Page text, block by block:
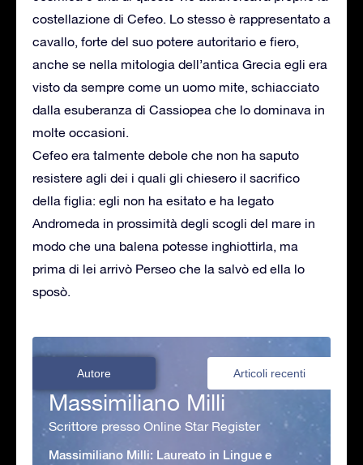
costellazione di Cefeo. Lo stesso è rappresentato a
cavallo, forte del suo potere autoritario e fiero,
anche se nella mitologia dell’antica Grecia egli era
visto da sempre come un uomo mite, schiacciato
dalla esuberanza di Cassiopea che lo dominava in
molte occasioni.
Cefeo era talmente debole che non ha saputo
resistere agli dei i quali gli chiesero il sacrifico
della figlia: egli non ha esitato e ha legato
Andromeda in prossimità degli scogli del mare in
modo che una balena potesse inghiottirla, ma
prima di lei arrivò Perseo che la salvò ed ella lo
sposò.
Autore Articoli recenti
Massimiliano Milli
Scrittore presso Online Star Register
Massimiliano Milli: Laureato in Lingue e